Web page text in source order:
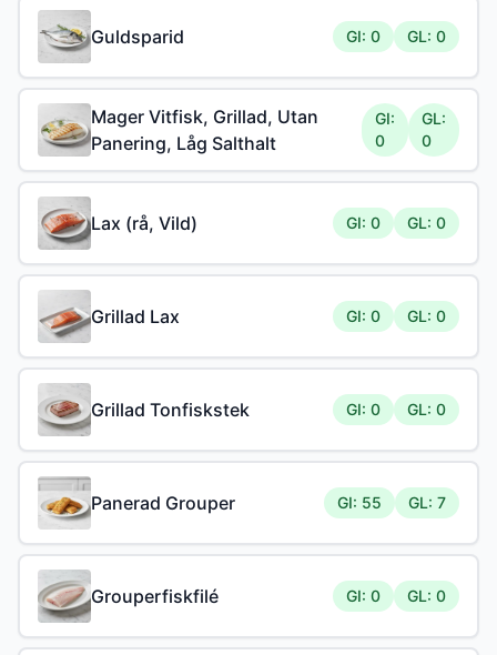
Guldsparid GI: 0 GL: 0
Mager Vitfisk, Grillad, Utan
Panering, Låg Salthalt
GI:
0
GL:
0
Lax (rå, Vild) GI: 0 GL: 0
Grillad Lax GI: 0 GL: 0
Grillad Tonfiskstek GI: 0 GL: 0
Panerad Grouper GI: 55 GL: 7
Grouperfiskfilé GI: 0 GL: 0